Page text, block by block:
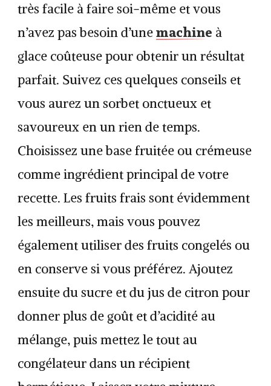
très facile à faire soi-même et vous
n’avez pas besoin d’unemachine à
glace coûteuse pour obtenir un résultat
parfait. Suivez ces quelques conseils et
vous aurez un sorbet onctueux et
savoureux en un rien de temps.
Choisissez une base fruitée ou crémeuse
comme ingrédient principal de votre
recette. Les fruits frais sont évidemment
les meilleurs, mais vous pouvez
également utiliser des fruits congelés ou
en conserve si vous préférez. Ajoutez
ensuite du sucre et du jus de citron pour
donner plus de goût et d’acidité au
mélange, puis mettez le tout au
congélateur dans un récipient